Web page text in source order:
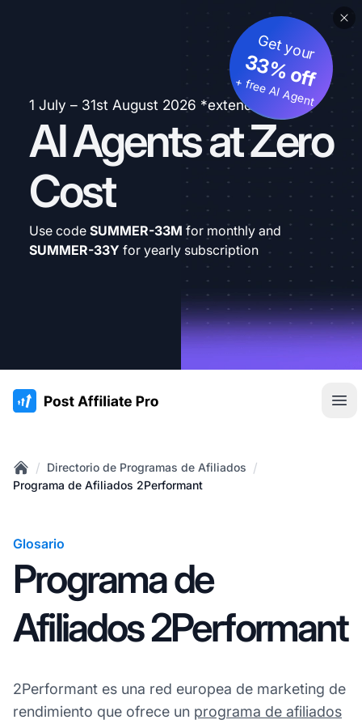
1 July – 31st August 2026 *extended
AI Agents at Zero
Cost
Get your
33% off
+ free AI Agent
Use code SUMMER-33M for monthly and
SUMMER-33Y for yearly subscription
:site.title
Home
/ Directorio de Programas de Afiliados /
Programa de Afiliados 2Performant
Glosario
Programa de
Afiliados 2Performant
2Performant es una red europea de marketing de
rendimiento que ofrece un programa de afiliados